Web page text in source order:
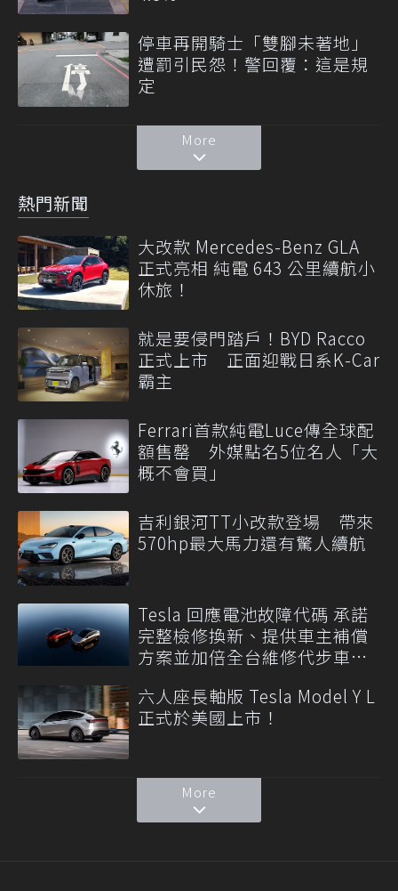
停車再開騎士「雙腳未著地」
遭罰引民怨！警回覆：這是規
定
More
熱門新聞
大改款 Mercedes-Benz GLA
正式亮相 純電 643 公里續航小
休旅！
就是要侵門踏戶！BYD Racco
正式上市 正面迎戰日系K-Car
霸主
Ferrari首款純電Luce傳全球配
額售罄 外媒點名5位名人「大
概不會買」
吉利銀河TT小改款登場 帶來
570hp最大馬力還有驚人續航
Tesla 回應電池故障代碼 承諾
完整檢修換新、提供車主補償
方案並加倍全台維修代步車數
六人座長軸版 Tesla Model Y L
正式於美國上市！
More